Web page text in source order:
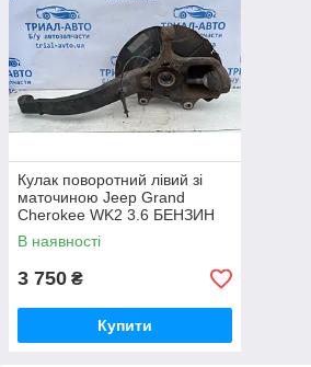
Кулак поворотний лівий зі
маточиною Jeep Grand
Cherokee WK2 3.6 БЕНЗИН
ERB 2010 (б/у)
В наявності
3 750 ₴
Купити